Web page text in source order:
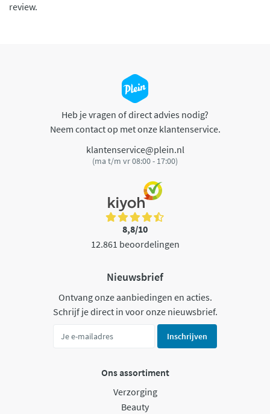
review.
Heb je vragen of direct advies nodig?
Neem contact op met onze klantenservice.
klantenservice@plein.nl
(ma t/m vr 08:00 - 17:00)
8,8/10
12.861 beoordelingen
Nieuwsbrief
Ontvang onze aanbiedingen en acties.
Schrijf je direct in voor onze nieuwsbrief.
Inschrijven
Ons assortiment
Verzorging
Beauty